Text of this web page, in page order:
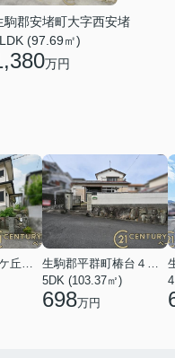
駒郡安堵町大字西安堵
(97.69㎡)
万円
生駒郡平群町緑ケ丘５丁目
生駒郡平群町椿台４丁目
5DK (103.37㎡)
698万円